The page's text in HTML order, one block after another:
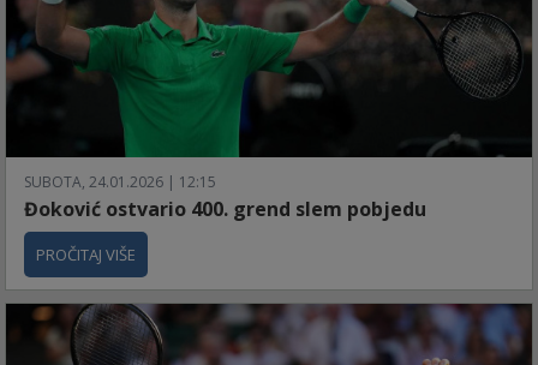
SUBOTA, 24.01.2026 | 12:15
Đoković ostvario 400. grend slem pobjedu
PROČITAJ VIŠE